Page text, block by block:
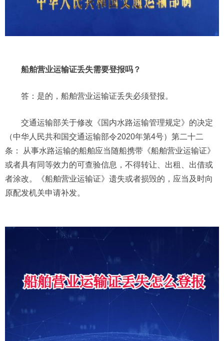
船舶营业运输证丢失需要登报吗？
答：是的，船舶营业运输证丢失必须登报。
交通运输部关于修改《国内水路运输管理规定》的决定
（中华人民共和国交通运输部令2020年第4号）第二十二
条： 从事水路运输的船舶应当随船携带《船舶营业运输证》
或者具有同等效力的可查验信息，不得转让、出租、出借或
者涂改。《船舶营业运输证》遗失或者损毁的，应当及时向
原配发机关申请补发。